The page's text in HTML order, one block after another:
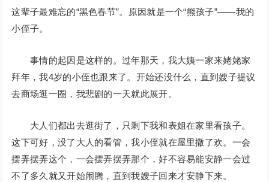
这辈子最难忘的“黑色春节”。原因就是一个“熊孩子”——我的
小侄子。
事情的起因是这样的。过年那天，我大姨一家来姥姥家
拜年，我4岁的小侄也跟来了。开始还没什么，直到嫂子提议
去商场逛一圈，我悲剧的一天就此展开。
大人们都出去逛街了，只剩下我和表姐在家里看孩子。
这下可好，没了大人的看管，我小侄就在屋里撒了欢。一会
摆弄摆弄这个，一会摆弄摆弄那个，好不容易能安静一会过
不了多久就又开始闹腾，直到我嫂子回来才安静下来。